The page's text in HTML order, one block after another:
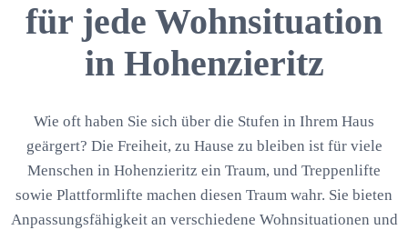
für jede Wohnsituation
in Hohenzieritz
Wie oft haben Sie sich über die Stufen in Ihrem Haus
geärgert? Die Freiheit, zu Hause zu bleiben ist für viele
Menschen in Hohenzieritz ein Traum, und Treppenlifte
sowie Plattformlifte machen diesen Traum wahr. Sie bieten
Anpassungsfähigkeit an verschiedene Wohnsituationen und